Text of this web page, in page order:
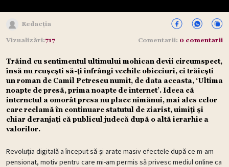
Redacția
Vizualizări:717 Comentarii: 0 comentarii
Trăind cu sentimentul ultimului mohican devii circumspect,
însă nu reușești să-ți înfrângi vechile obiceiuri, ci trăiești
un roman de Camil Petrescu numit, de data aceasta, ‘Ultima
noapte de presă, prima noapte de internet’. Ideea că
internetul a omorât presa nu place nimănui, mai ales celor
care reclamă în continuare statutul de ziarist, uimiți și
chiar deranjați că publicul judecă după o altă ierarhie a
valorilor.
Revoluția digitală a început să-și arate masiv efectele după ce m-am
pensionat, motiv pentru care mi-am permis să privesc mediul online ca